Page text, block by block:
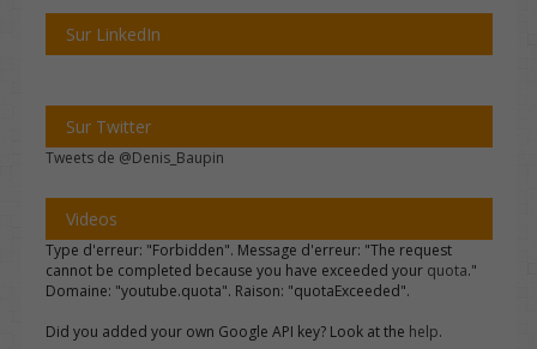
Sur LinkedIn
Sur Twitter
Tweets de @Denis_Baupin
Videos
Type d'erreur: "Forbidden". Message d'erreur: "The request
cannot be completed because you have exceeded your quota."
Domaine: "youtube.quota". Raison: "quotaExceeded".
Did you added your own Google API key? Look at the help.